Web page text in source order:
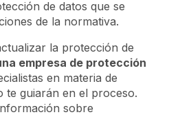
de datos que se
de la normativa.
la protección de
empresa de protección
en materia de
te guiarán en el proceso.
sobre